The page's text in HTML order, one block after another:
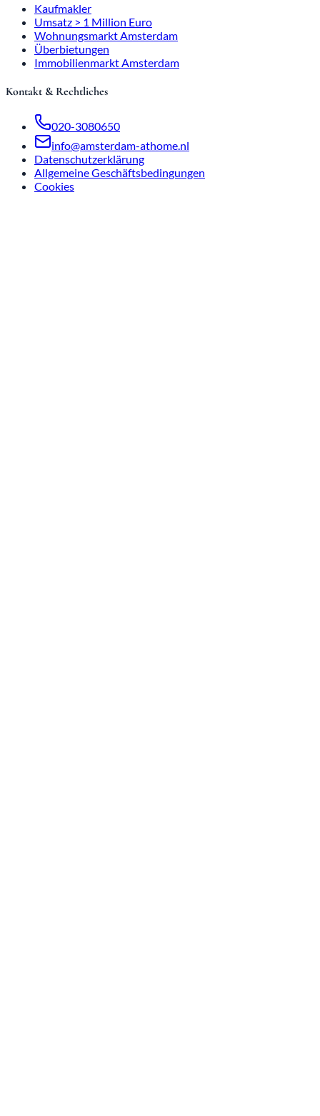
Kaufmakler
Umsatz > 1 Million Euro
Wohnungsmarkt Amsterdam
Überbietungen
Immobilienmarkt Amsterdam
Kontakt & Rechtliches
020-3080650
info@amsterdam-athome.nl
Datenschutzerklärung
Allgemeine Geschäftsbedingungen
Cookies